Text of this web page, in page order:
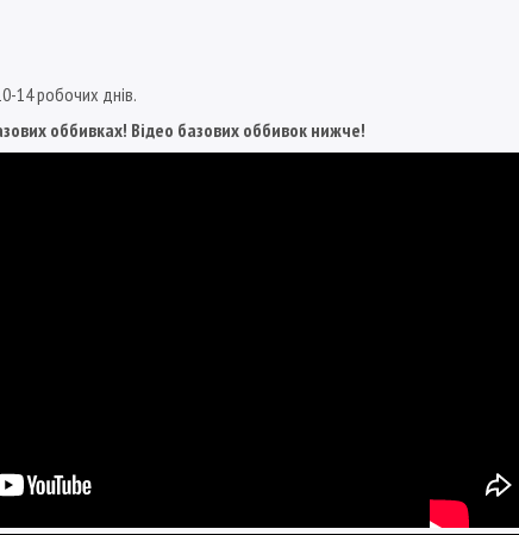
14 робочих днів.
оббивках! Відео базових оббивок нижче!